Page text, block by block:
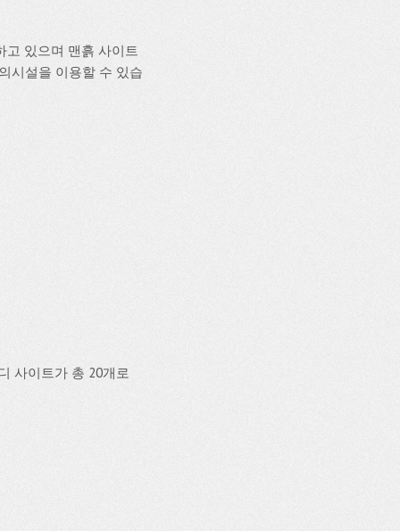
고 있으며 맨흙 사이트
시설을 이용할 수 있습
사이트가 총 20개로